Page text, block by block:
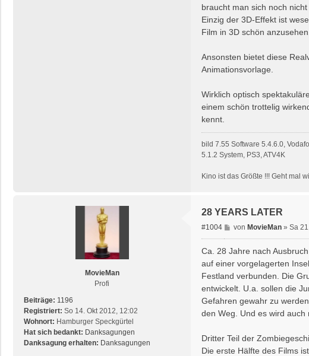
braucht man sich noch nicht
Einzig der 3D-Effekt ist
Film in 3D schön anzusehen.
Ansonsten bietet diese
Animationsvorlage.
Wirklich optisch
einem schön trottelig
kennt.
bild 7.55 Software 5.4.6.0,
5.1.2 System, PS3, ATV4K
Kino ist das Größte !!! Geht mal
MovieMan
Profi
Beiträge: 1196
Registriert: So 14. Okt 2012, 12:02
Wohnort: Hamburger Speckgürtel
Hat sich bedankt: Danksagungen
Danksagung erhalten: Danksagungen
28 YEARS LATER
#1004
B
e
i
r
a
g
von MovieMan» Sa
Ca. 28 Jahre nach
auf einer vorgelagerten
Festland verbunden. Die
entwickelt. U.a. sollen die
Gefahren gewahr zu
den Weg. Und es wird auch
Dritter Teil der
Die erste Hälfte des Films